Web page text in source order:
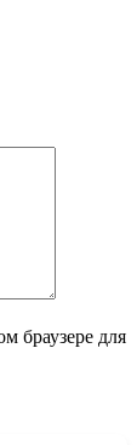
браузере для